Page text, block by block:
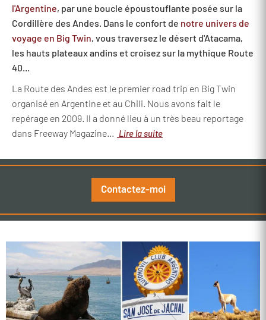
l'Argentine, par une boucle époustouflante posée sur la
Cordillère des Andes. Dans le confort de notre univers de
voyage en Big Twin, vous traversez le désert d'Atacama,
les hauts plateaux andins et croisez sur la mythique Route
40...
La Route des Andes est le premier road trip en Big Twin
organisé en Argentine et au Chili. Nous avons fait le
repérage en 2009. Il a donné lieu à un très beau reportage
dans Freeway Magazine... Lire la suite
Contactez-moi